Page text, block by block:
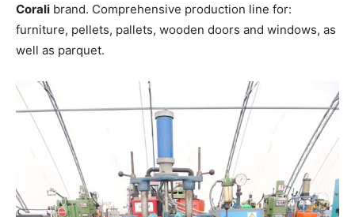
Corali brand. Comprehensive production line for:
furniture, pellets, pallets, wooden doors and windows, as
well as parquet.